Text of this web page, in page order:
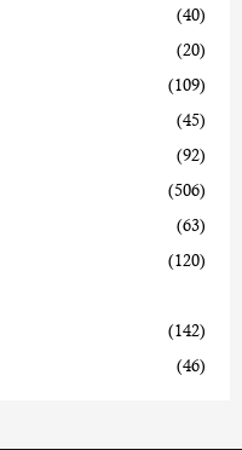
(40)
(20)
(109)
(45)
(92)
(506)
(63)
(120)
(142)
(46)